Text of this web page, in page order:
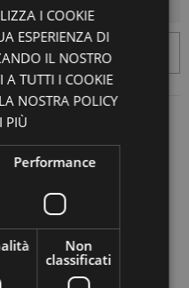
I COOKIE
ESPERIENZA DI
IL NOSTRO
A TUTTI I COOKIE
NOSTRA POLICY
PIÙ
Performance
Non
classificati